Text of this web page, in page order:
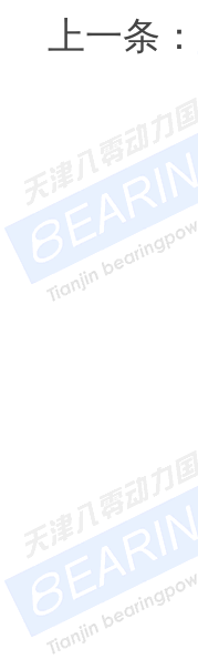
上一条：